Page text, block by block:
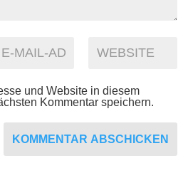
und Website in diesem
Kommentar speichern.
KOMMENTAR ABSCHICKEN